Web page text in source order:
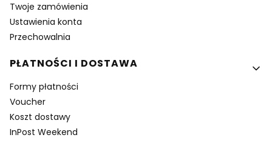
Twoje zamówienia
Ustawienia konta
Przechowalnia
PŁATNOŚCI I DOSTAWA
Formy płatności
Voucher
Koszt dostawy
InPost Weekend